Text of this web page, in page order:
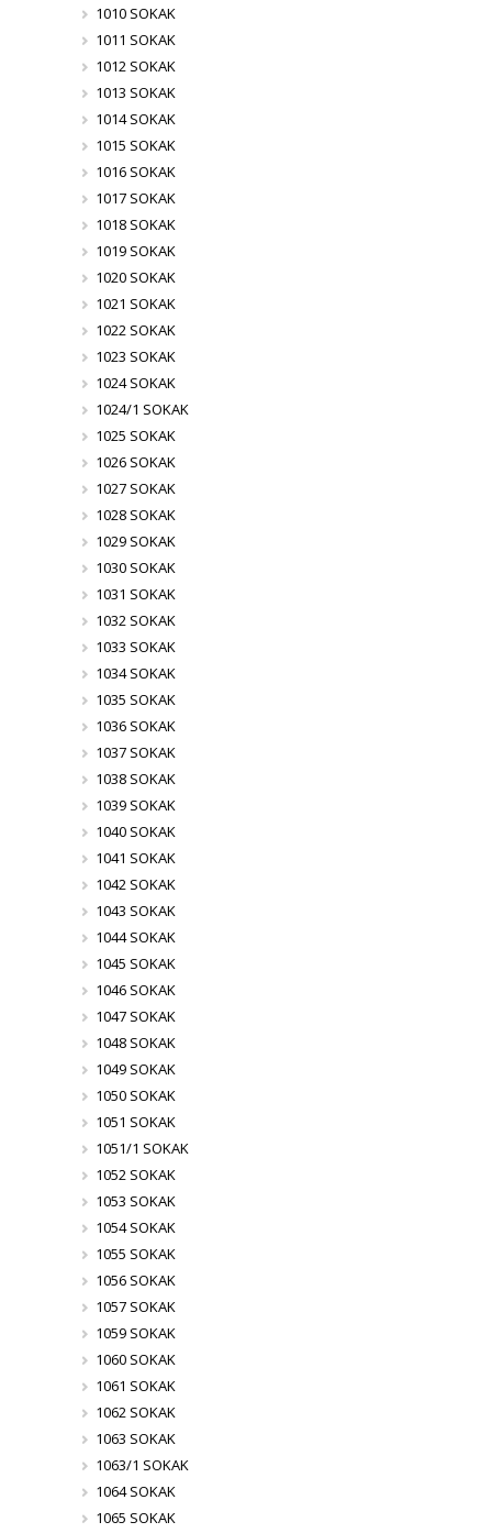
1010 SOKAK
1011 SOKAK
1012 SOKAK
1013 SOKAK
1014 SOKAK
1015 SOKAK
1016 SOKAK
1017 SOKAK
1018 SOKAK
1019 SOKAK
1020 SOKAK
1021 SOKAK
1022 SOKAK
1023 SOKAK
1024 SOKAK
1024/1 SOKAK
1025 SOKAK
1026 SOKAK
1027 SOKAK
1028 SOKAK
1029 SOKAK
1030 SOKAK
1031 SOKAK
1032 SOKAK
1033 SOKAK
1034 SOKAK
1035 SOKAK
1036 SOKAK
1037 SOKAK
1038 SOKAK
1039 SOKAK
1040 SOKAK
1041 SOKAK
1042 SOKAK
1043 SOKAK
1044 SOKAK
1045 SOKAK
1046 SOKAK
1047 SOKAK
1048 SOKAK
1049 SOKAK
1050 SOKAK
1051 SOKAK
1051/1 SOKAK
1052 SOKAK
1053 SOKAK
1054 SOKAK
1055 SOKAK
1056 SOKAK
1057 SOKAK
1059 SOKAK
1060 SOKAK
1061 SOKAK
1062 SOKAK
1063 SOKAK
1063/1 SOKAK
1064 SOKAK
1065 SOKAK